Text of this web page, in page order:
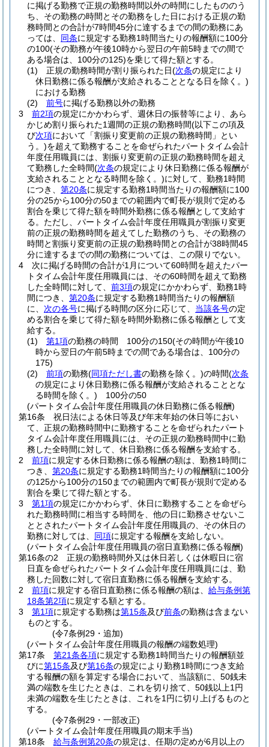
に掲げる勤務で正規の勤務時間以外の時間にしたもののう
ち、その勤務の時間とその勤務をした日における正規の勤
務時間との合計が7時間45分に達するまでの間の勤務にあ
っては、 同条に規定する勤務1時間当たりの報酬額に100分
の100(その勤務が午後10時から翌日の午前5時までの間で
ある場合は、100分の125)を乗じて得た額とする。
(1)
正規の勤務時間が割り振られた日(次条の規定により
休日勤務に係る報酬が支給されることとなる日を除く。)
における勤務
(2)
前号に掲げる勤務以外の勤務
3
前2項の規定にかかわらず、週休日の振替等により、あら
かじめ割り振られた1週間の正規の勤務時間(以下この項及
び次項において「割振り変更前の正規の勤務時間」とい
う。)を超えて勤務することを命ぜられたパートタイム会計
年度任用職員には、割振り変更前の正規の勤務時間を超え
て勤務した全時間(次条の規定により休日勤務に係る報酬が
支給されることとなる時間を除く。)に対して、勤務1時間
につき、 第20条に規定する勤務1時間当たりの報酬額に100
分の25から100分の50までの範囲内で町長が規則で定める
割合を乗じて得た額を時間外勤務に係る報酬として支給す
る。 ただし、パートタイム会計年度任用職員が割振り変更
前の正規の勤務時間を超えてした勤務のうち、その勤務の
時間と割振り変更前の正規の勤務時間との合計が38時間45
分に達するまでの間の勤務については、この限りでない。
4
次に掲げる時間の合計が1月について60時間を超えたパー
トタイム会計年度任用職員には、その60時間を超えて勤務
した全時間に対して、 前3項の規定にかかわらず、勤務1時
間につき、 第20条に規定する勤務1時間当たりの報酬額
に、 次の各号に掲げる時間の区分に応じて、 当該各号の定
める割合を乗じて得た額を時間外勤務に係る報酬として支
給する。
(1)
第1項の勤務の時間 100分の150(その時間が午後10
時から翌日の午前5時までの間である場合は、100分の
175)
(2)
前項の勤務(同項ただし書の勤務を除く。)の時間(次条
の規定により休日勤務に係る報酬が支給されることとな
る時間を除く。) 100分の50
(パートタイム会計年度任用職員の休日勤務に係る報酬)
第16条
祝日法による休日等及び年末年始の休日等におい
て、正規の勤務時間中に勤務することを命ぜられたパート
タイム会計年度任用職員には、その正規の勤務時間中に勤
務した全時間に対して、休日勤務に係る報酬を支給する。
2
前項に規定する休日勤務に係る報酬の額は、勤務1時間に
つき、 第20条に規定する勤務1時間当たりの報酬額に100分
の125から100分の150までの範囲内で町長が規則で定める
割合を乗じて得た額とする。
3
第1項の規定にかかわらず、休日に勤務することを命ぜら
れた勤務時間に相当する時間を、他の日に勤務させないこ
ととされたパートタイム会計年度任用職員の、その休日の
勤務に対しては、 同項に規定する報酬を支給しない。
(パートタイム会計年度任用職員の宿日直勤務に係る報酬)
第16条の2
正規の勤務時間外又は休日若しくは休暇日に宿
日直を命ぜられたパートタイム会計年度任用職員には、勤
務した回数に対して宿日直勤務に係る報酬を支給する。
2
前項に規定する宿日直勤務に係る報酬の額は、 給与条例第
18条第2項に規定する額とする。
3
第1項に規定する勤務は第15条及び前条の勤務は含まない
ものとする。
(令7条例29・追加)
(パートタイム会計年度任用職員の報酬の端数処理)
第17条
第21条各項に規定する勤務1時間当たりの報酬額並
びに第15条及び第16条の規定により勤務1時間につき支給
する報酬の額を算定する場合において、当該額に、50銭未
満の端数を生じたときは、これを切り捨て、50銭以上1円
未満の端数を生じたときは、これを1円に切り上げるものと
する。
(令7条例29・一部改正)
(パートタイム会計年度任用職員の期末手当)
第18条
給与条例第20条の規定は、任期の定めが6月以上の